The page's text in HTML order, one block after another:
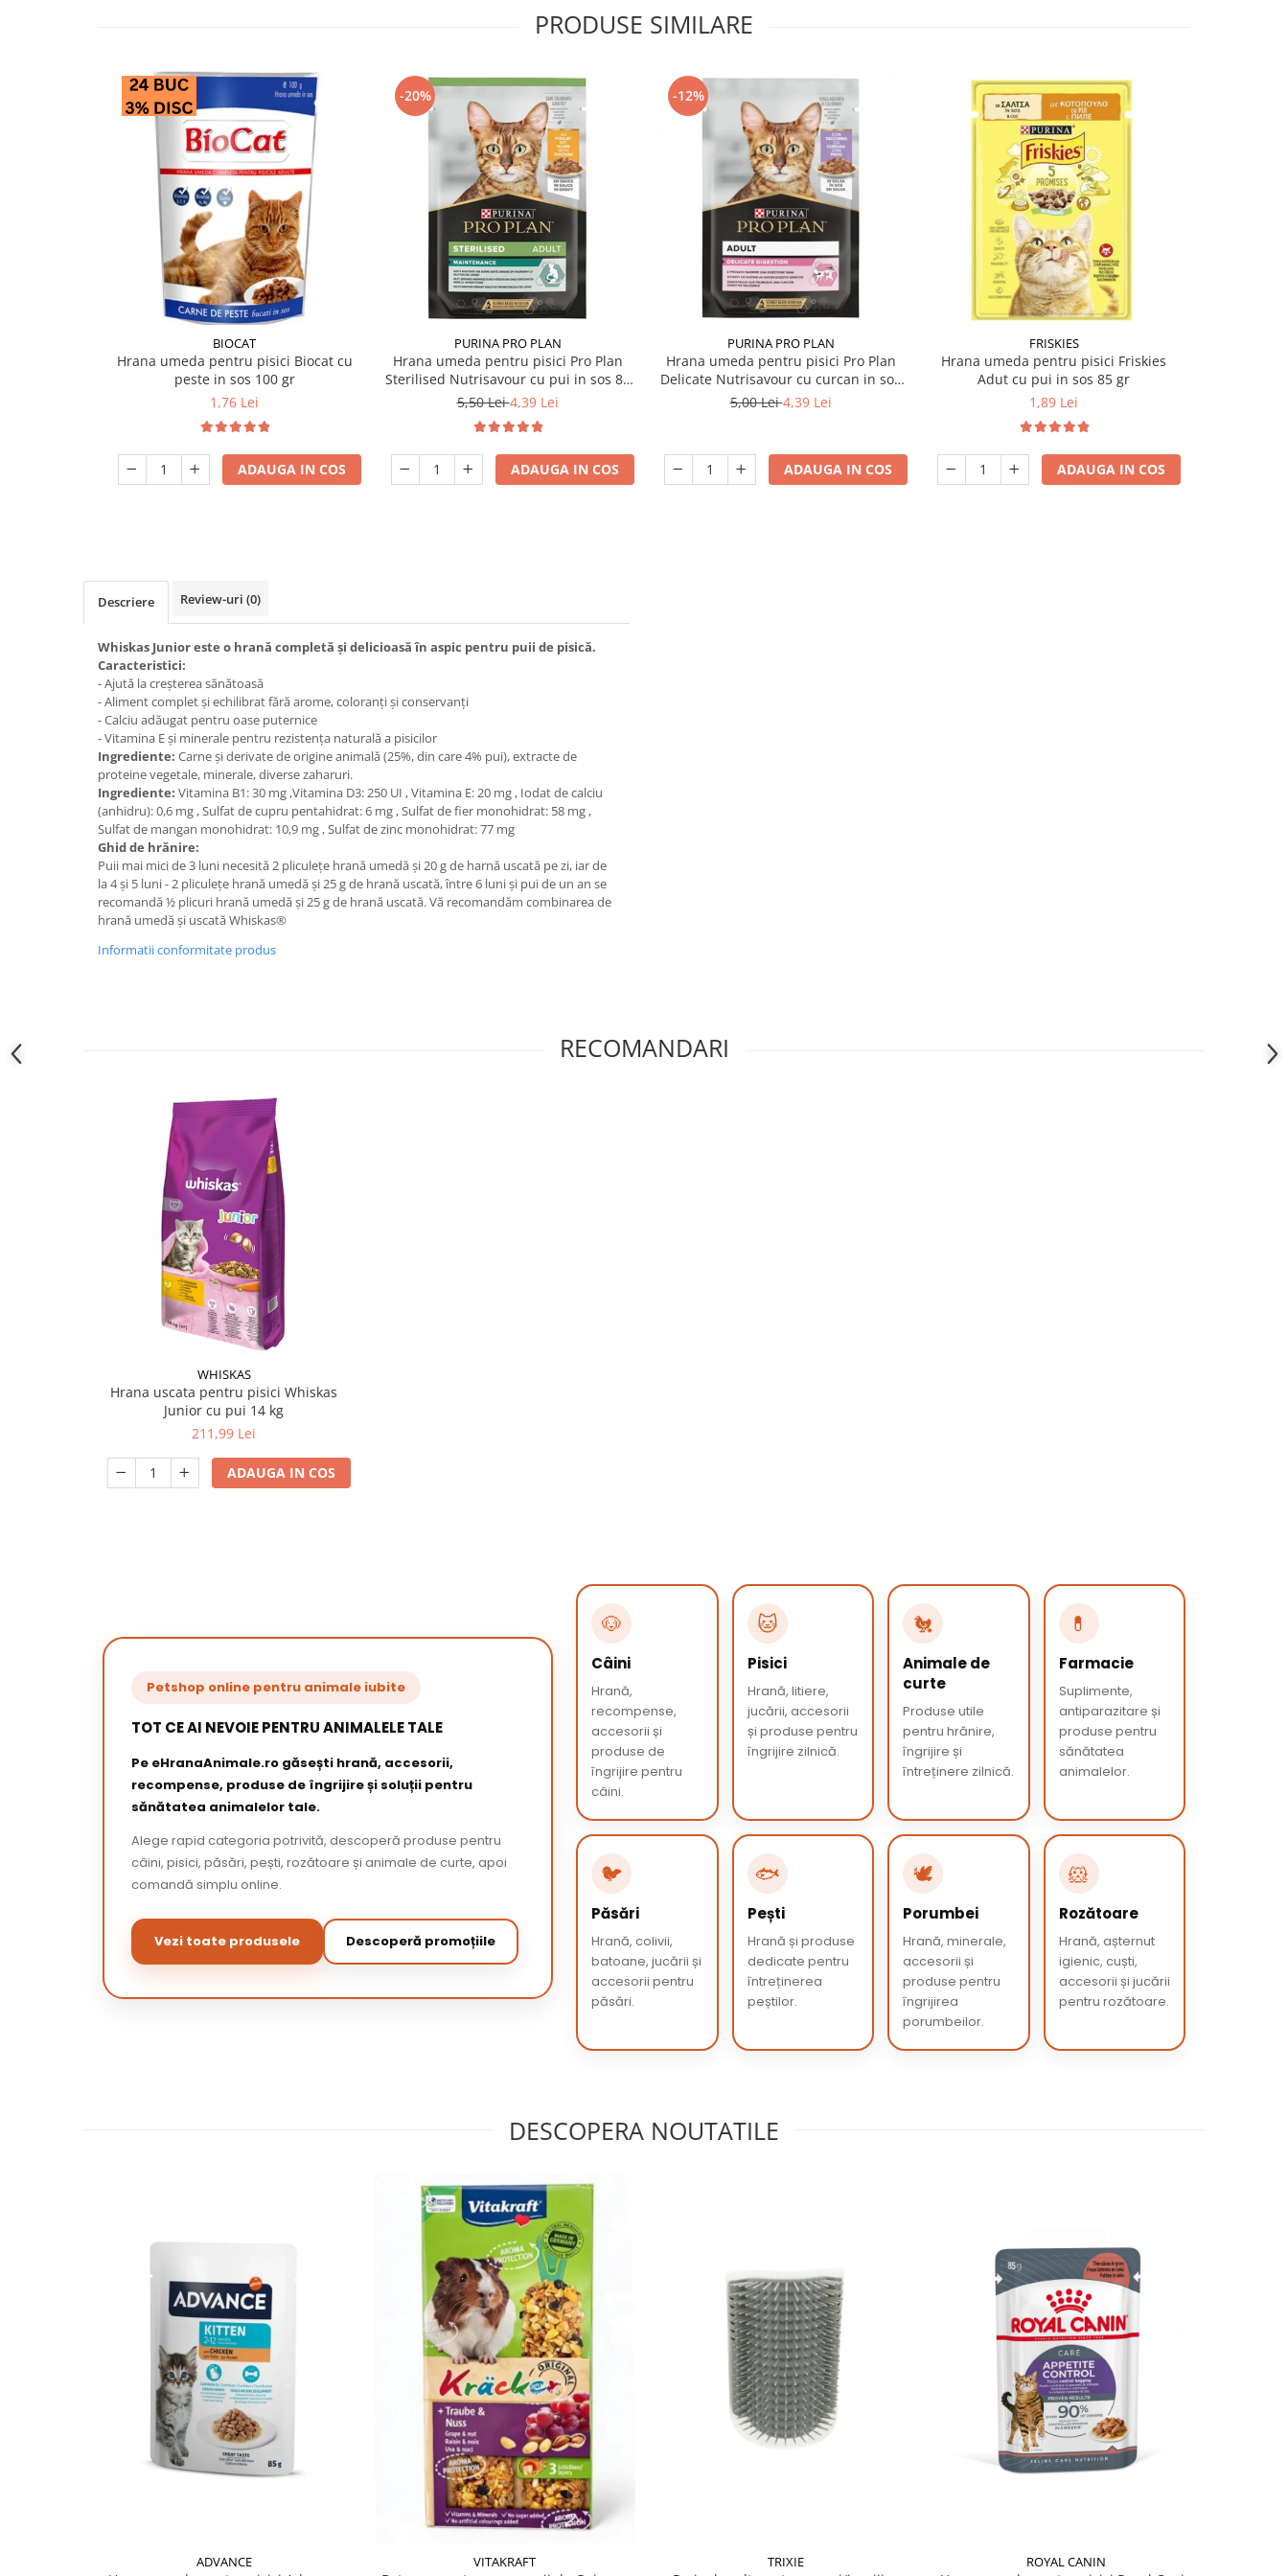
PRODUSE SIMILARE
BIOCAT
Hrana umeda pentru pisici Biocat cu
peste in sos 100 gr
1,76 Lei
ADAUGA IN COS
-20%
PURINA PRO PLAN
Hrana umeda pentru pisici Pro Plan
Sterilised Nutrisavour cu pui in sos 85
gr
5,50 Lei4,39 Lei
ADAUGA IN COS
-12%
PURINA PRO PLAN
Hrana umeda pentru pisici Pro Plan
Delicate Nutrisavour cu curcan in sos
85 gr
5,00 Lei4,39 Lei
ADAUGA IN COS
FRISKIES
Hrana umeda pentru pisici Friskies
Adut cu pui in sos 85 gr
1,89 Lei
ADAUGA IN COS
Descriere Review-uri (0)
Whiskas Junior este o hrană completă și delicioasă în aspic pentru puii de pisică.
Caracteristici:
- Ajută la creșterea sănătoasă
- Aliment complet și echilibrat fără arome, coloranți și conservanți
- Calciu adăugat pentru oase puternice
- Vitamina E și minerale pentru rezistența naturală a pisicilor
Ingrediente: Carne și derivate de origine animală (25%, din care 4% pui), extracte de
proteine vegetale, minerale, diverse zaharuri.
Ingrediente: Vitamina B1: 30 mg ,Vitamina D3: 250 UI , Vitamina E: 20 mg , Iodat de calciu
(anhidru): 0,6 mg , Sulfat de cupru pentahidrat: 6 mg , Sulfat de fier monohidrat: 58 mg ,
Sulfat de mangan monohidrat: 10,9 mg , Sulfat de zinc monohidrat: 77 mg
Ghid de hrănire:
Puii mai mici de 3 luni necesită 2 pliculețe hrană umedă și 20 g de harnă uscată pe zi, iar de
la 4 și 5 luni - 2 pliculețe hrană umedă și 25 g de hrană uscată, între 6 luni și pui de un an se
recomandă ½ plicuri hrană umedă și 25 g de hrană uscată. Vă recomandăm combinarea de
hrană umedă și uscată Whiskas®
Informatii conformitate produs
RECOMANDARI
WHISKAS
Hrana uscata pentru pisici Whiskas
Junior cu pui 14 kg
211,99 Lei
ADAUGA IN COS
Petshop online pentru animale iubite
TOT CE AI NEVOIE PENTRU ANIMALELE TALE
Pe eHranaAnimale.ro găsești hrană, accesorii,
recompense, produse de îngrijire și soluții pentru
sănătatea animalelor tale.
Alege rapid categoria potrivită, descoperă produse pentru
câini, pisici, păsări, pești, rozătoare și animale de curte, apoi
comandă simplu online.
Vezi toate produsele Descoperă promoțiile
🐶
Câini
Hrană,
recompense,
accesorii și
produse de
îngrijire pentru
câini.
🐱
Pisici
Hrană, litiere,
jucării, accesorii
și produse pentru
îngrijire zilnică.
🐔
Animale de
curte
Produse utile
pentru hrănire,
îngrijire și
întreținere zilnică.
💊
Farmacie
Suplimente,
antiparazitare și
produse pentru
sănătatea
animalelor.
🐦
Păsări
Hrană, colivii,
batoane, jucării și
accesorii pentru
păsări.
🐟
Pești
Hrană și produse
dedicate pentru
întreținerea
peștilor.
🕊️
Porumbei
Hrană, minerale,
accesorii și
produse pentru
îngrijirea
porumbeilor.
🐹
Rozătoare
Hrană, așternut
igienic, cuști,
accesorii și jucării
pentru rozătoare.
DESCOPERA NOUTATILE
ADVANCE VITAKRAFT TRIXIE ROYAL CANIN